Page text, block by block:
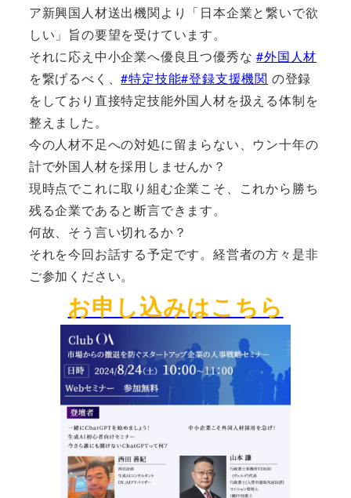
ア新興国人材送出機関より「日本企業と繋いで欲
しい」旨の要望を受けています。
それに応え中小企業へ優良且つ優秀な#外国人材
を繋げるべく、#特定技能#登録支援機関 の登録
をしており直接特定技能外国人材を扱える体制を
整えました。
今の人材不足への対処に留まらない、ウン十年の
計で外国人材を採用しませんか？
現時点でこれに取り組む企業こそ、これから勝ち
残る企業であると断言できます。
何故、そう言い切れるか？
それを今回お話する予定です。経営者の方々是非
ご参加ください。
お申し込みはこちら